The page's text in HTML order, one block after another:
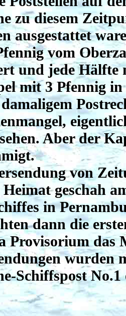
zu diesem
ausgestattet
vom
und jede Hälfte
mit 3 Pfennig
Aber der
von
geschah
in
dann die
Provisorium das
wurden
Schiffspost No.1